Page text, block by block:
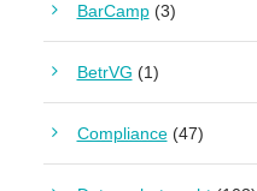
BarCamp(3)
BetrVG (1)
Compliance(47)